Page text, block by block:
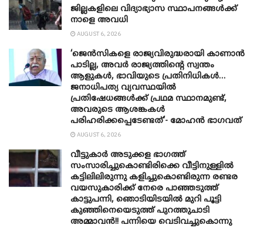
ജില്ലകളിലെ വിദ്യാഭ്യാസ സ്ഥാപനങ്ങൾക്ക്
നാളെ അവധി
AUGUST 6, 2026
‘ജെൻസികളെ രാജ്യവിരുദ്ധരായി കാണാൻ
പാടില്ല, അവർ രാജ്യത്തിന്റെ സ്വന്തം
ആളുകൾ, ഭാവിയുടെ പ്രതിനിധികൾ…
ജനാധിപത്യ വ്യവസ്ഥയിൽ
പ്രതിഷേധങ്ങൾക്ക് പ്രഥമ സ്ഥാനമുണ്ട്,
അവരുടെ ആശങ്കകൾ
പരിഹരിക്കപ്പെടേണ്ടത്’- മോഹൻ ഭാ​ഗവത്
AUGUST 6, 2026
വീട്ടുകാർ അ‌ടുക്കള ഭാ​ഗത്ത്
സംസാരിച്ചുകൊണ്ടിരിക്കെ വീട്ടിനുള്ളിൽ
കട്ടിലിലിരുന്നു കളിച്ചുകൊണ്ടിരുന്ന രണ്ടര
വയസുകാരിക്ക് നേരെ പാഞ്ഞടുത്ത്
കാട്ടുപന്നി, ‍ഞൊടിയി‌ടയിൽ മുറി പൂട്ടി
കുഞ്ഞിനെയെടുത്ത് പുറത്തുചാടി
അമ്മാവൻ!! പന്നിയെ വെടിവച്ചുകൊന്നു